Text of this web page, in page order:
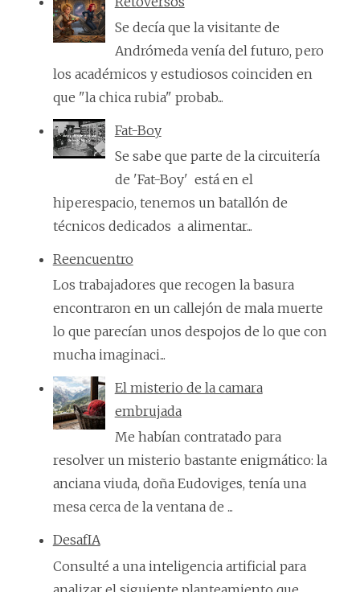
Se decía que la visitante de
Andrómeda venía del futuro, pero
los académicos y estudiosos coinciden en
que "la chica rubia" probab...
Fat-Boy
Se sabe que parte de la circuitería
de 'Fat-Boy' está en el
hiperespacio, tenemos un batallón de
técnicos dedicados a alimentar...
Reencuentro
Los trabajadores que recogen la basura
encontraron en un callejón de mala muerte
lo que parecían unos despojos de lo que con
mucha imaginaci...
El misterio de la camara
embrujada
Me habían contratado para
resolver un misterio bastante enigmático: la
anciana viuda, doña Eudoviges, tenía una
mesa cerca de la ventana de ...
DesafIA
Consulté a una inteligencia artificial para